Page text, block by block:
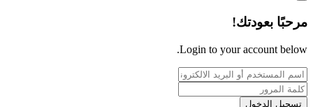
مرحبًا بعودتك!
Login to your account below.
تسجيل الدخول